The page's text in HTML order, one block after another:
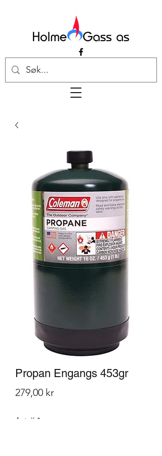
Propan Engangs 453gr
279,00 krPris
Antall *